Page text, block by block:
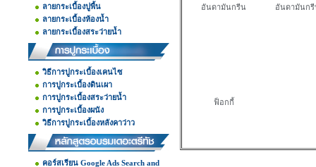
ลายกระเบื้องปูพื้น
ลายกระเบื้องห้องน้ำ
ลายกระเบื้องสระว่ายน้ำ
วิธีการปูกระเบื้องเคนไซ
การปูกระเบื้องดินเผา
การปูกระเบื้องสระว่ายน้ำ
การปูกระเบื้องผนัง
วิธีการปูกระเบื้องหลังคาว่าว
คอร์สเรียน Google Ads Search and
อันดามันกรีน อันดามันกรี
ฟ็อกกี้